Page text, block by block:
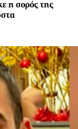
η σορός της